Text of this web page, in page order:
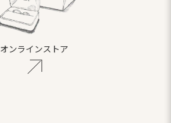
オンラインストア